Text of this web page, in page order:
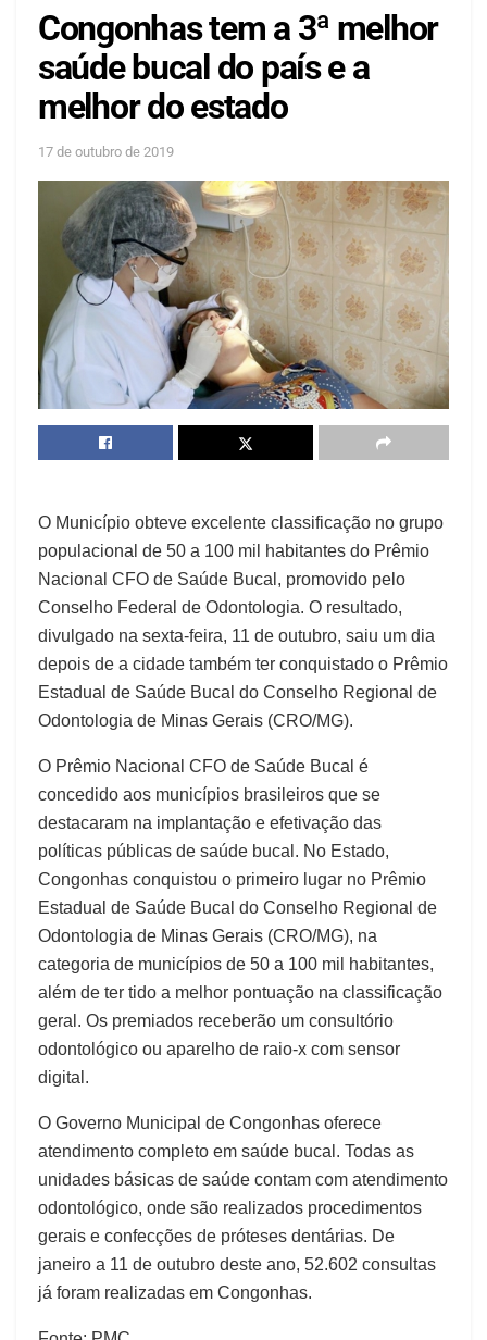
Congonhas tem a 3ª melhor
saúde bucal do país e a
melhor do estado
17 de outubro de 2019
O Município obteve excelente classificação no grupo
populacional de 50 a 100 mil habitantes do Prêmio
Nacional CFO de Saúde Bucal, promovido pelo
Conselho Federal de Odontologia. O resultado,
divulgado na sexta-feira, 11 de outubro, saiu um dia
depois de a cidade também ter conquistado o Prêmio
Estadual de Saúde Bucal do Conselho Regional de
Odontologia de Minas Gerais (CRO/MG).
O Prêmio Nacional CFO de Saúde Bucal é
concedido aos municípios brasileiros que se
destacaram na implantação e efetivação das
políticas públicas de saúde bucal. No Estado,
Congonhas conquistou o primeiro lugar no Prêmio
Estadual de Saúde Bucal do Conselho Regional de
Odontologia de Minas Gerais (CRO/MG), na
categoria de municípios de 50 a 100 mil habitantes,
além de ter tido a melhor pontuação na classificação
geral. Os premiados receberão um consultório
odontológico ou aparelho de raio-x com sensor
digital.
O Governo Municipal de Congonhas oferece
atendimento completo em saúde bucal. Todas as
unidades básicas de saúde contam com atendimento
odontológico, onde são realizados procedimentos
gerais e confecções de próteses dentárias. De
janeiro a 11 de outubro deste ano, 52.602 consultas
já foram realizadas em Congonhas.